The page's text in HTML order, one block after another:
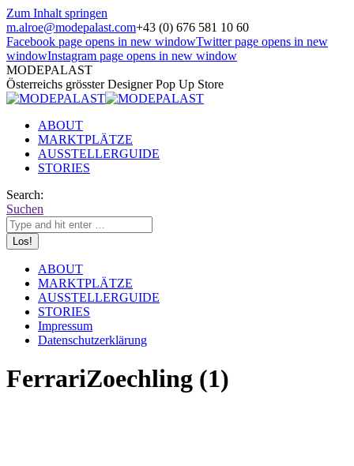
Zum Inhalt springen
m.alroe@modepalast.com+43 (0) 676 581 10 60
Facebook page opens in new windowTwitter page opens in new
windowInstagram page opens in new window
MODEPALAST
Österreichs grösster Designer Pop Up Store
ABOUT
MARKTPLÄTZE
AUSSTELLERGUIDE
STORIES
Search:
Suchen
ABOUT
MARKTPLÄTZE
AUSSTELLERGUIDE
STORIES
Impressum
Datenschutzerklärung
FerrariZoechling (1)